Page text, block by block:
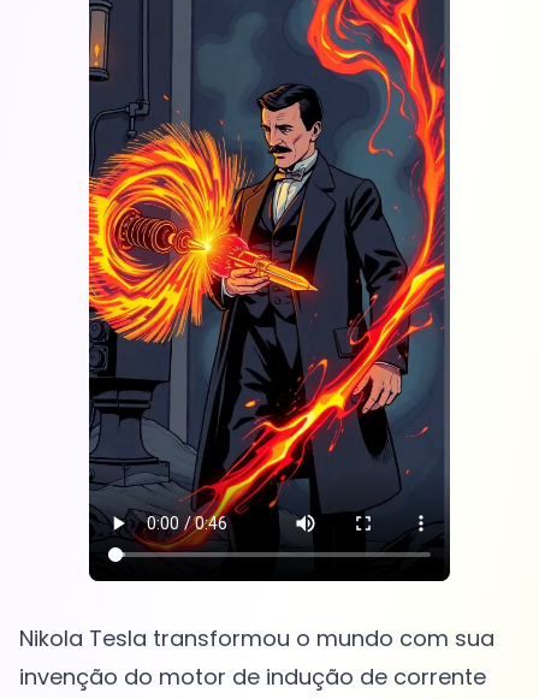
Nikola Tesla transformou o mundo com sua
invenção do motor de indução de corrente